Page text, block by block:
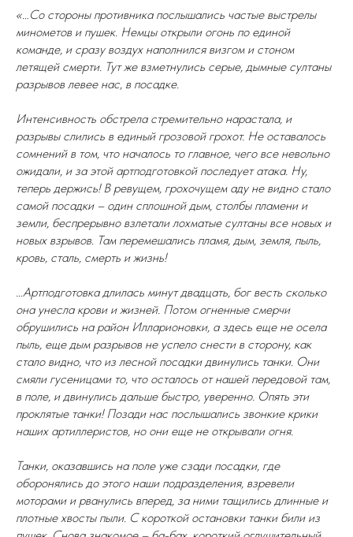
«…Со стороны противника послышались частые выстрелы
минометов и пушек. Немцы открыли огонь по единой
команде, и сразу воздух наполнился визгом и стоном
летящей смерти. Тут же взметнулись серые, дымные султаны
разрывов левее нас, в посадке.
Интенсивность обстрела стремительно нарастала, и
разрывы слились в единый грозовой грохот. Не оставалось
сомнений в том, что началось то главное, чего все невольно
ожидали, и за этой артподготовкой последует атака. Ну,
теперь держись! В ревущем, грохочущем аду не видно стало
самой посадки – один сплошной дым, столбы пламени и
земли, беспрерывно взлетали лохматые султаны все новых и
новых взрывов. Там перемешались пламя, дым, земля, пыль,
кровь, сталь, смерть и жизнь!
…Артподготовка длилась минут двадцать, бог весть сколько
она унесла крови и жизней. Потом огненные смерчи
обрушились на район Илларионовки, а здесь еще не осела
пыль, еще дым разрывов не успело снести в сторону, как
стало видно, что из лесной посадки двинулись танки. Они
смяли гусеницами то, что осталось от нашей передовой там,
в поле, и двинулись дальше быстро, уверенно. Опять эти
проклятые танки! Позади нас послышались звонкие крики
наших артиллеристов, но они еще не открывали огня.
Танки, оказавшись на поле уже сзади посадки, где
оборонялись до этого наши подразделения, взревели
моторами и рванулись вперед, за ними тащились длинные и
плотные хвосты пыли. С короткой остановки танки били из